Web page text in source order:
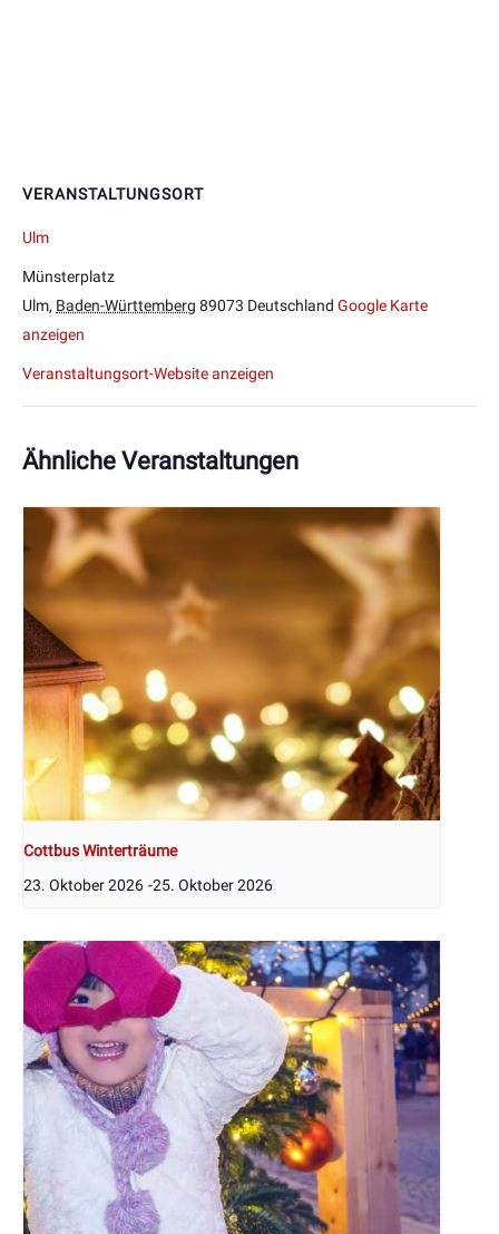
VERANSTALTUNGSORT
Ulm
Münsterplatz
Ulm, Baden-Württemberg 89073 Deutschland Google Karte
anzeigen
Veranstaltungsort-Website anzeigen
Ähnliche Veranstaltungen
Cottbus Winterträume
23. Oktober 2026 -25. Oktober 2026